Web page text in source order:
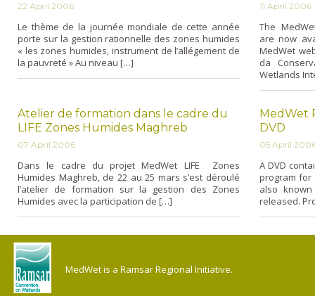
22 April 2006
Le thème de la journée mondiale de cette année
porte sur la gestion rationnelle des zones humides
« les zones humides, instrument de l’allégement de
la pauvreté » Au niveau […]
11 April 2006
The
are now
MedWet
da
Wetlands
Atelier de formation dans le cadre du
LIFE Zones Humides Maghreb
07 April 2006
Dans le cadre du projet MedWet LIFE Zones
Humides Maghreb, de 22 au 25 mars s’est déroulé
l’atelier de formation sur la gestion des Zones
Humides avec la participation de […]
MedWet
DVD
05 April
A DVD
program for
also
released.
MedWet is a Ramsar Regional Initiative.